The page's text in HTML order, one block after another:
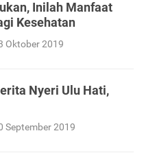
Inilah Manfaat
Kesehatan
Oktober 2019
Nyeri Ulu Hati,
September 2019